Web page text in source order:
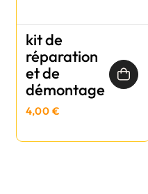
kit de
réparation
et de
démontage
4,00 €